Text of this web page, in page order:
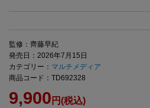
監修：齊藤早紀
発売日：2026年7月15日
カテゴリー： マルチメディア
商品コード：TD692328
9,900 円(税込)